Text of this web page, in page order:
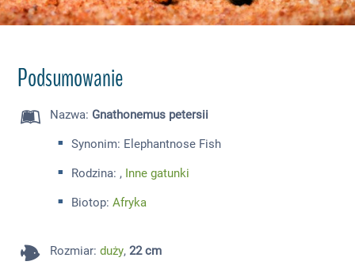
Podsumowanie
Nazwa: Gnathonemus petersii
Synonim: Elephantnose Fish
Rodzina: , Inne gatunki
Biotop: Afryka
Rozmiar:duży,22 cm